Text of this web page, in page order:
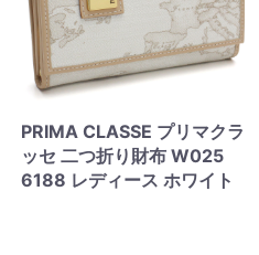
PRIMA CLASSE プリマクラ
ッセ 二つ折り財布 W025
6188 レディース ホワイト